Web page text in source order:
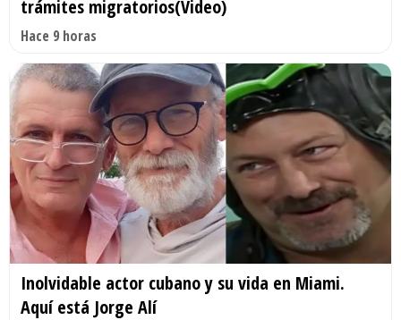
trámites migratorios(Video)
Hace 9 horas
Inolvidable actor cubano y su vida en Miami.
Aquí está Jorge Alí